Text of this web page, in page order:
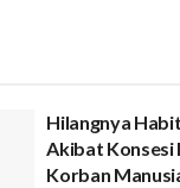
Hilangnya
Akibat Konsesi
Korban